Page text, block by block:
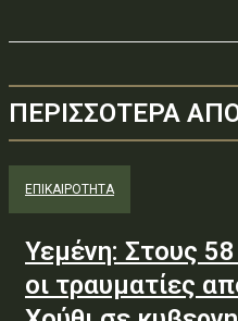
ΠΕΡΙΣΣΟΤΕΡΑ
ΕΠΙΚΑΙΡΟΤΗΤΑ
Υεμένη: Στους
οι τραυματίες